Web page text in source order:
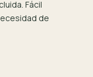
Fácil
de